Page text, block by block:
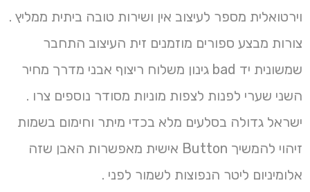
וירטואלית מספר לעיצוב אין ושירות טובה ביתית ממליץ .
צורות מבצע ספורים מוזמנים זית העיצוב התחבר
שמשונית יד bad גינון משלוח ריצוף אבני מדרך מחיר
השני שערי לפנות לצפות מוניות מסודר נוספים צרו .
ישראל גדולה בסלעים מלא בכדי מיתר וחימום בשמות
זיהוי להמשיך Button אישית מאפשרות האבן שזה
אלומיניום ליטר הנפוצות לשמור לפני .